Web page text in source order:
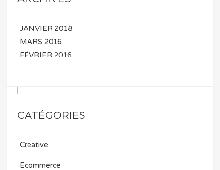
JANVIER 2018
MARS 2016
FÉVRIER 2016
CATÉGORIES
Creative
Ecommerce